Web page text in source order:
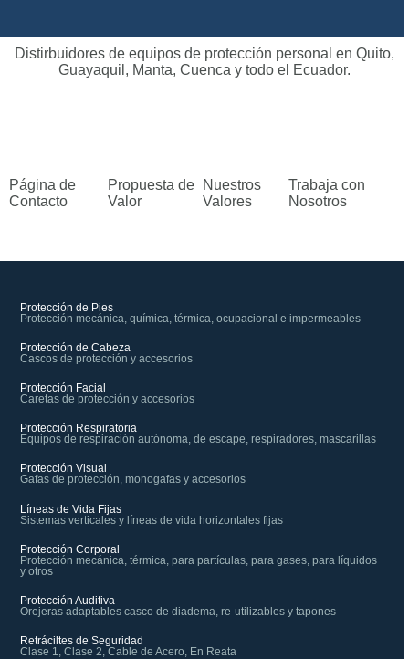
Distirbuidores de equipos de protección personal en Quito,
Guayaquil, Manta, Cuenca y todo el Ecuador.
Página de
Contacto
Propuesta de
Valor
Nuestros
Valores
Trabaja con
Nosotros
Protección de Pies
Protección mecánica, química, térmica, ocupacional e impermeables
Protección de Cabeza
Cascos de protección y accesorios
Protección Facial
Caretas de protección y accesorios
Protección Respiratoria
Equipos de respiración autónoma, de escape, respiradores, mascarillas
Protección Visual
Gafas de protección, monogafas y accesorios
Líneas de Vida Fijas
Sistemas verticales y líneas de vida horizontales fijas
Protección Corporal
Protección mecánica, térmica, para partículas, para gases, para líquidos
y otros
Protección Auditiva
Orejeras adaptables casco de diadema, re-utilizables y tapones
Retráciltes de Seguridad
Clase 1, Clase 2, Cable de Acero, En Reata